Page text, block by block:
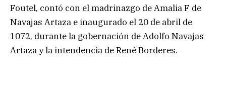
Foutel, contó con el madrinazgo de Amalia F de
Navajas Artaza e inaugurado el 20 de abril de
1072, durante la gobernación de Adolfo Navajas
Artaza y la intendencia de René Borderes.